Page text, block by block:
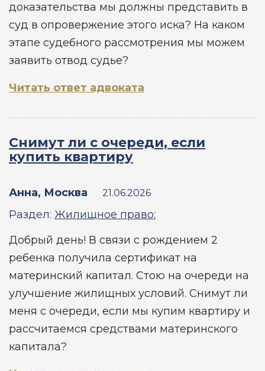
доказательства мы должны представить в
суд в опровержение этого иска? На каком
этапе судебного рассмотрения мы можем
заявить отвод судье?
Читать ответ адвоката
Снимут ли с очереди, если
купить квартиру
Анна, Москва 21.06.2026
Раздел: Жилищное право:
Добрый день! В связи с рождением 2
ребенка получила сертификат на
материнский капитал. Стою на очереди на
улучшение жилищных условий. Снимут ли
меня с очереди, если мы купим квартиру и
рассчитаемся средствами материнского
капитала?